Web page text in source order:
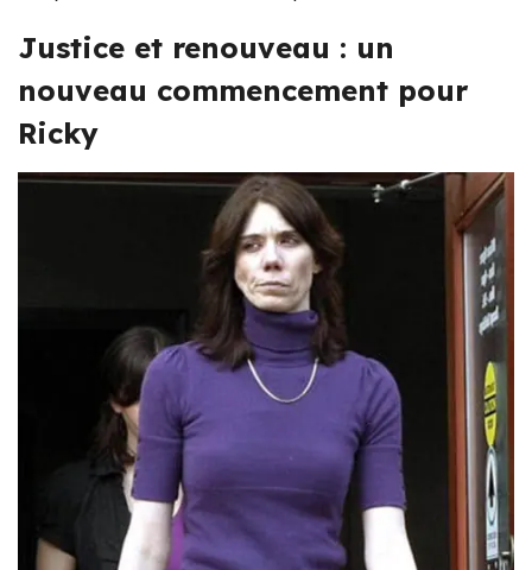
Justice et renouveau : un
nouveau commencement pour
Ricky